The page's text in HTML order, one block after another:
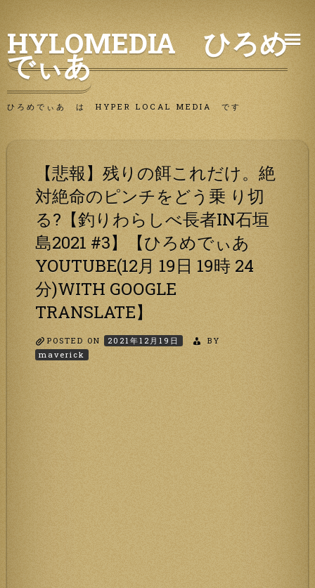
to
content
HYLOMEDIA ひろめ
でぃあ
ひろめでぃあ は HYPER LOCAL MEDIA です
【悲報】残りの餌これだけ。絶
対絶命のピンチをどう乗 り切
る?【釣りわらしべ長者IN石垣
島2021 #3】【ひろめでぃあ
YOUTUBE(12月 19日 19時 24
分)WITH GOOGLE
TRANSLATE】
POSTED ON 2021年12月19日
BY
maverick